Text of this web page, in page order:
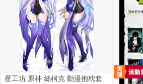
星工坊 原神 絲柯克 動漫抱枕套